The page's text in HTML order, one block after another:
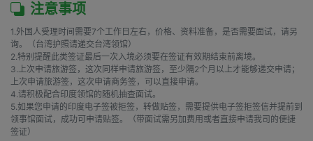
注意事项
1.外国人受理时间需要7个工作日左右，价格、资料准备，是否需要面试，请另
询。（台湾护照请递交台湾领馆）
2.特别提醒此类签证最后一次入境必须要在签证有效期结束前离境。
3.上次申请旅游签，这次同样申请旅游签，至少隔2个月以上才能够递交申请；
上次申请旅游签，这次申请商务签，可以直接申请。
4.请积极配合印度领馆的随机抽查面试。
5.如果您申请的印度电子签被拒签，转做贴签，需要提供电子签拒签信并提前到
领事馆面试，成功可申请贴签。（带面试需另加费用或者直接申请我司的便捷
签证）